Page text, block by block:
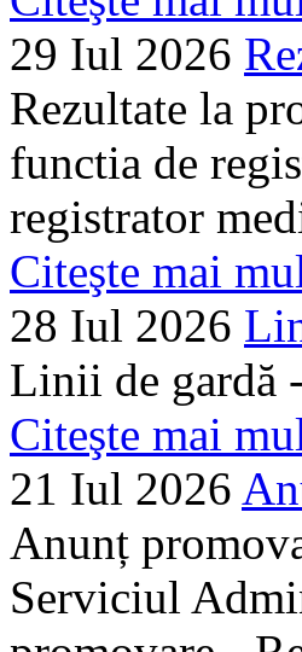
29 Iul 2026
Rezultate la
functia de
registrator
Citeşte mai
28 Iul 2026
Linii de gardă
Citeşte mai
21 Iul 2026
Anunț
Serviciul